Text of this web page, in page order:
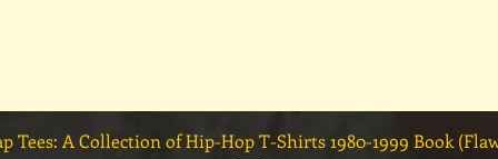
快速瀏覽
Tees: A Collection of Hip-Hop T-Shirts 1980-1999 Book